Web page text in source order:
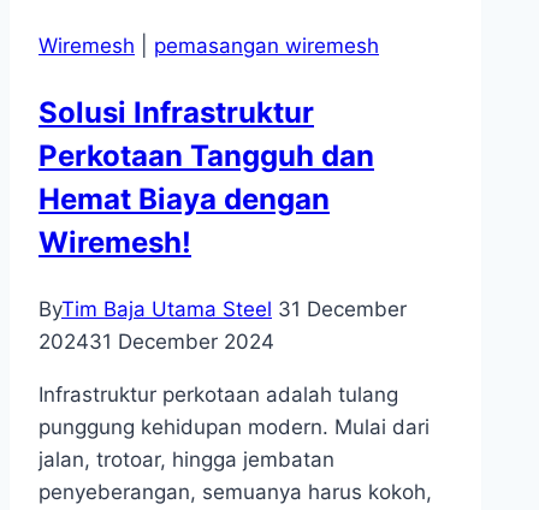
Wiremesh pemasangan wiremesh
Solusi Infrastruktur
Perkotaan Tangguh dan
Hemat Biaya dengan
Wiremesh!
ByTim Baja Utama Steel 31 December
202431 December 2024
Infrastruktur perkotaan adalah tulang
punggung kehidupan modern. Mulai dari
jalan, trotoar, hingga jembatan
penyeberangan, semuanya harus kokoh,